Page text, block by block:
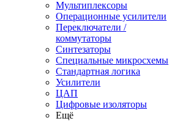
Мультиплексоры
Операционные усилители
Переключатели /
коммутаторы
Синтезаторы
Специальные микросхемы
Стандартная логика
Усилители
ЦАП
Цифровые изоляторы
Ещё